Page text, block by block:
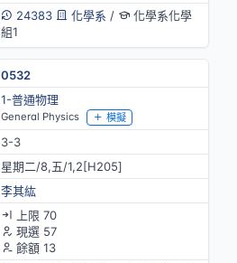
24383
化學系 /
化學系化學
組1
0532
1-普通物理
General Physics 模擬
3-3
星期二/8,五/1,2[H205]
李其紘
上限 70
現選 57
餘額 13